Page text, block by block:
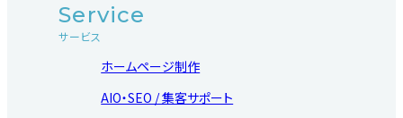
Service
サービス
ホームページ制作
AIO・SEO / 集客サポート